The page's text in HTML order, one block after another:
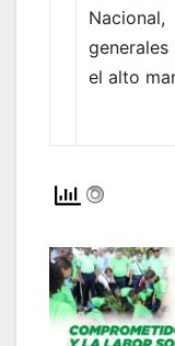
el alto